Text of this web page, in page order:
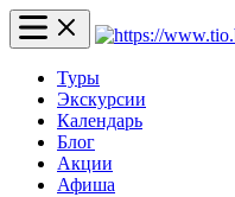
Туры
Экскурсии
Календарь
Блог
Акции
Афиша